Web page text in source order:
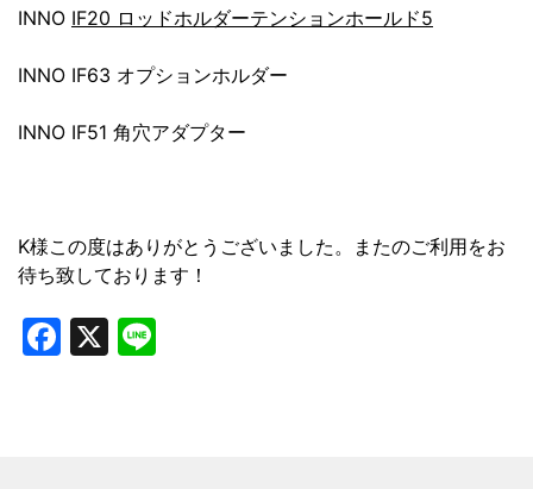
INNO IF20 ロッドホルダーテンションホールド5
INNO IF63 オプションホルダー
INNO IF51 角穴アダプター
K様この度はありがとうございました。またのご利用をお
待ち致しております！
Facebook
X